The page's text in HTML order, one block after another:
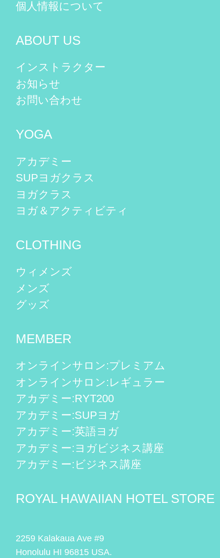
個人情報について
ABOUT US
インストラクター
お知らせ
お問い合わせ
YOGA
アカデミー
SUPヨガクラス
ヨガクラス
ヨガ＆アクティビティ
CLOTHING
ウィメンズ
メンズ
グッズ
MEMBER
オンラインサロン:プレミアム
オンラインサロン:レギュラー
アカデミー:RYT200
アカデミー:SUPヨガ
アカデミー:英語ヨガ
アカデミー:ヨガビジネス講座
アカデミー:ビジネス講座
ROYAL HAWAIIAN HOTEL STORE
2259 Kalakaua Ave #9
Honolulu HI 96815 USA.